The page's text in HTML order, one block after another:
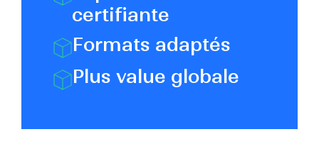
certifiante
Formats adaptés
Plus value globale